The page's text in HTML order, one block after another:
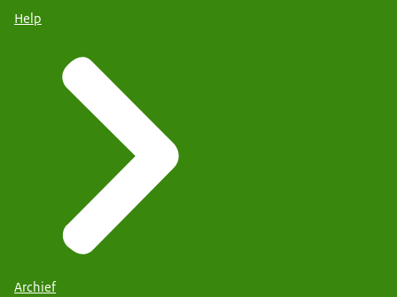
Help
Archief